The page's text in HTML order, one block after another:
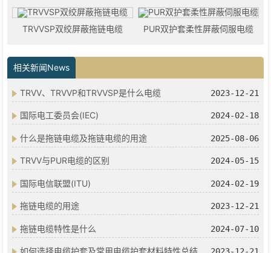
TRVVSP双绞屏蔽拖链电缆 PUR双护套柔性屏蔽伺服电缆
相关新闻News
TRVV、TRVVP和TRVVSP是什么电缆 2023-12-21
国际电工委员会(IEC) 2024-02-18
什么是拖链电缆及拖链电缆的用途 2025-08-06
TRVV与PUR电缆的区别 2024-05-15
国际电信联盟(ITU) 2024-02-19
拖链电缆的用途 2023-12-21
拖链电缆特性是什么 2024-07-10